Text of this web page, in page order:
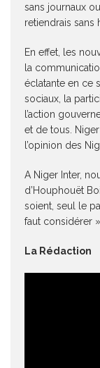
sans journaux
retiendrais sans
En effet, les
la
éclatante en ce
sociaux, la
l’action
et de tous.
l’opinion des
A Niger Inter,
d’Houphouët
soient, seul le
faut considérer ».
La Rédaction